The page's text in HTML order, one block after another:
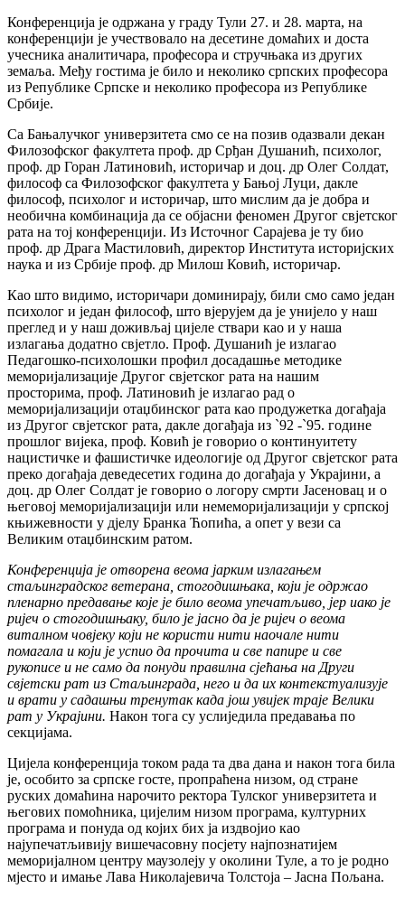
Конференција је одржана у граду Тули 27. и 28. марта, на
конференцији је учествовало на десетине домаћих и доста
учесника аналитичара, професора и стручњака из других
земаља. Међу гостима је било и неколико српских професора
из Републике Српске и неколико професора из Републике
Србије.
Са Бањалучког универзитета смо се на позив одазвали декан
Филозофског факултета проф. др Срђан Душанић, психолог,
проф. др Горан Латиновић, историчар и доц. др Олег Солдат,
философ са Филозофског факултета у Бањој Луци, дакле
философ, психолог и историчар, што мислим да је добра и
необична комбинација да се објасни феномен Другог свјетског
рата на тој конференцији. Из Источног Сарајева је ту био
проф. др Драга Мастиловић, директор Института историјских
наука и из Србије проф. др Милош Ковић, историчар.
Као што видимо, историчари доминирају, били смо само један
психолог и један философ, што вјерујем да је унијело у наш
преглед и у наш доживљај цијеле ствари као и у наша
излагања додатно свјетло. Проф. Душанић је излагао
Педагошко-психолошки профил досадашње методике
меморијализације Другог свјетског рата на нашим
просторима, проф. Латиновић је излагао рад о
меморијализацији отаџбинског рата као продужетка догађаја
из Другог свјетског рата, дакле догађаја из `92 -`95. године
прошлог вијека, проф. Ковић је говорио о континуитету
нацистичке и фашистичке идеологије од Другог свјетског рата
преко догађаја деведесетих година до догађаја у Украјини, а
доц. др Олег Солдат је говорио о логору смрти Јасеновац и о
његовој меморијализацији или немеморијализацији у српској
књижевности у дјелу Бранка Ћопића, а опет у вези са
Великим отаџбинским ратом.
Конференција је отворена веома јарким излагањем
стаљинградског ветерана, стогодишњака, који је одржао
пленарно предавање које је било веома упечатљиво, јер иако је
ријеч о стогодишњаку, било је јасно да је ријеч о веома
виталном човјеку који не користи нити наочале нити
помагала и који је успио да прочита и све папире и све
рукописе и не само да понуди правилна сјећања на Други
свјетски рат из Стаљинграда, него и да их контекстуализује
и врати у садашњи тренутак када још увијек траје Велики
рат у Украјини. Након тога су услиједила предавања по
секцијама.
Цијела конференција током рада та два дана и након тога била
је, особито за српске госте, пропраћена низом, од стране
руских домаћина нарочито ректора Тулског универзитета и
његових помоћника, цијелим низом програма, културних
програма и понуда од којих бих ја издвојио као
најупечатљивију вишечасовну посјету најпознатијем
меморијалном центру маузолеју у околини Туле, а то је родно
мјесто и имање Лава Николајевича Толстоја – Јасна Пољана.